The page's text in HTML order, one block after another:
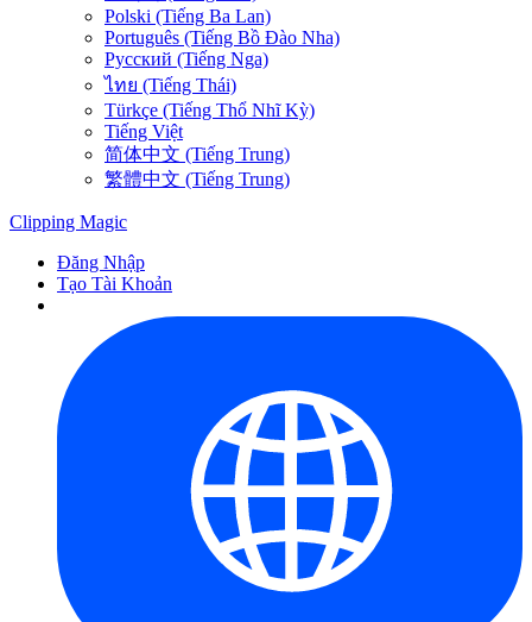
Polski (Tiếng Ba Lan)
Português (Tiếng Bồ Đào Nha)
Русский (Tiếng Nga)
ไทย (Tiếng Thái)
Türkçe (Tiếng Thổ Nhĩ Kỳ)
Tiếng Việt
简体中文 (Tiếng Trung)
繁體中文 (Tiếng Trung)
Clipping Magic
Đăng Nhập
Tạo Tài Khoản